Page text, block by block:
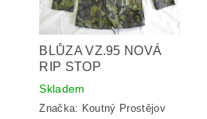
BLŮZA VZ.95 NOVÁ
RIP STOP
Skladem
Značka: Koutný Prostějov